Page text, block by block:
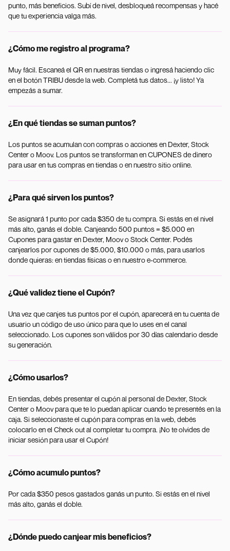
punto, más beneficios. Subí de nivel, desbloqueá recompensas y hacé
que tu experiencia valga más.
¿Cómo me registro al programa?
Muy fácil. Escaneá el QR en nuestras tiendas o ingresá haciendo clic
en el botón TRIBU desde la web. Completá tus datos... ¡y listo! Ya
empezás a sumar.
¿En qué tiendas se suman puntos?
Los puntos se acumulan con compras o acciones en Dexter, Stock
Center o Moov. Los puntos se transforman en CUPONES de dinero
para usar en tus compras en tiendas o en nuestro sitio online.
¿Para qué sirven los puntos?
Se asignará 1 punto por cada $350 de tu compra. Si estás en el nivel
más alto, ganás el doble. Canjeando 500 puntos = $5.000 en
Cupones para gastar en Dexter, Moov o Stock Center. Podés
canjearlos por cupones de $5.000, $10.000 o más, para usarlos
donde quieras: en tiendas físicas o en nuestro e-commerce.
¿Qué validez tiene el Cupón?
Una vez que canjes tus puntos por el cupón, aparecerá en tu cuenta de
usuario un código de uso único para que lo uses en el canal
seleccionado. Los cupones son válidos por 30 días calendario desde
su generación.
¿Cómo usarlos?
En tiendas, debés presentar el cupón al personal de Dexter, Stock
Center o Moov para que te lo puedan aplicar cuando te presentés en la
caja. Si seleccionaste el cupón para compras en la web, debés
colocarlo en el Check out al completar tu compra. ¡No te olvides de
iniciar sesión para usar el Cupón!
¿Cómo acumulo puntos?
Por cada $350 pesos gastados ganás un punto. Si estás en el nivel
más alto, ganás el doble.
¿Dónde puedo canjear mis beneficios?